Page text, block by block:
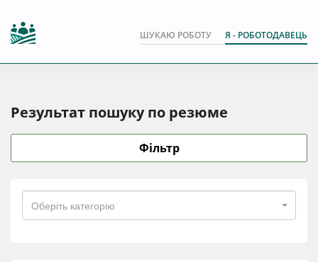
ШУКАЮ РОБОТУ Я - РОБОТОДАВЕЦЬ
Результат пошуку по резюме
Фільтр
Оберіть категорію